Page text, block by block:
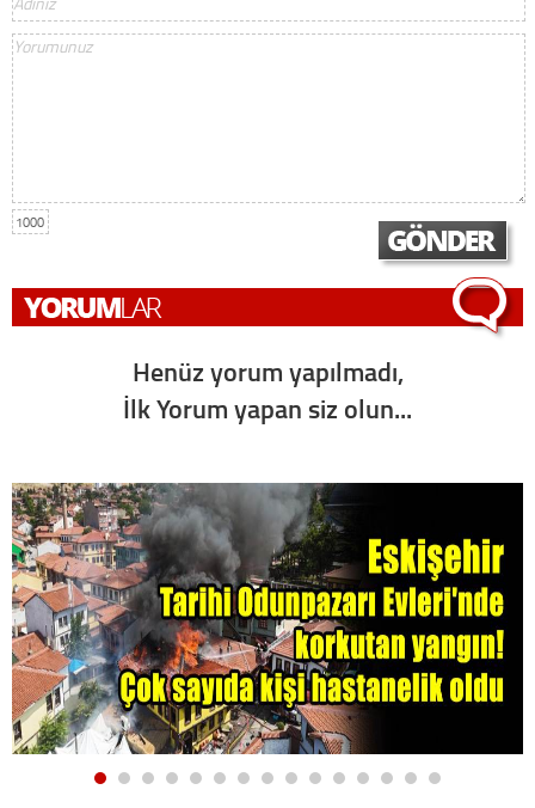
1000
Henüz yorum yapılmadı,
İlk Yorum yapan siz olun...